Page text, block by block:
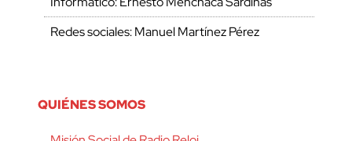
Redes sociales: Manuel Martínez Pérez
QUIÉNES SOMOS